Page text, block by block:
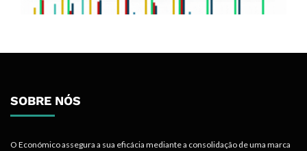
SOBRE NÓS
O Económico assegura a sua eficácia mediante a consolidação de uma marca